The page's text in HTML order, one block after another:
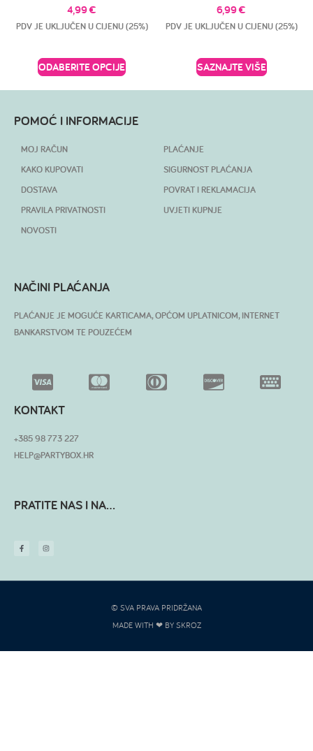
4,99€
PDV JE UKLJUČEN U CIJENU (25%)
ODABERITE OPCIJE
6,99€
PDV JE UKLJUČEN U CIJENU (25%)
SAZNAJTE VIŠE
POMOĆ I INFORMACIJE
MOJ RAČUN
KAKO KUPOVATI
DOSTAVA
PRAVILA PRIVATNOSTI
NOVOSTI
PLAĆANJE
SIGURNOST PLAĆANJA
POVRAT I REKLAMACIJA
UVJETI KUPNJE
NAČINI PLAĆANJA
PLAĆANJE JE MOGUĆE KARTICAMA, OPĆOM UPLATNICOM, INTERNET
BANKARSTVOM TE POUZEĆEM
KONTAKT
+385 98 773 227
HELP@PARTYBOX.HR
PRATITE NAS I NA...
© SVA PRAVA PRIDRŽANA
MADE WITH ❤ BY SKROZ